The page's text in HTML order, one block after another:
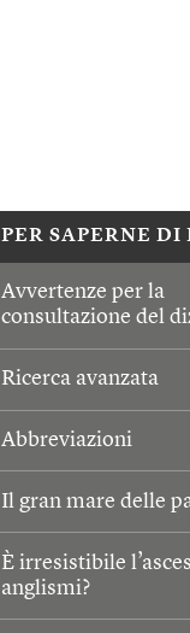
PER SAPERNE DI
Avvertenze per la
consultazione del
Ricerca avanzata
Abbreviazioni
Il gran mare delle
È irresistibile
anglismi?